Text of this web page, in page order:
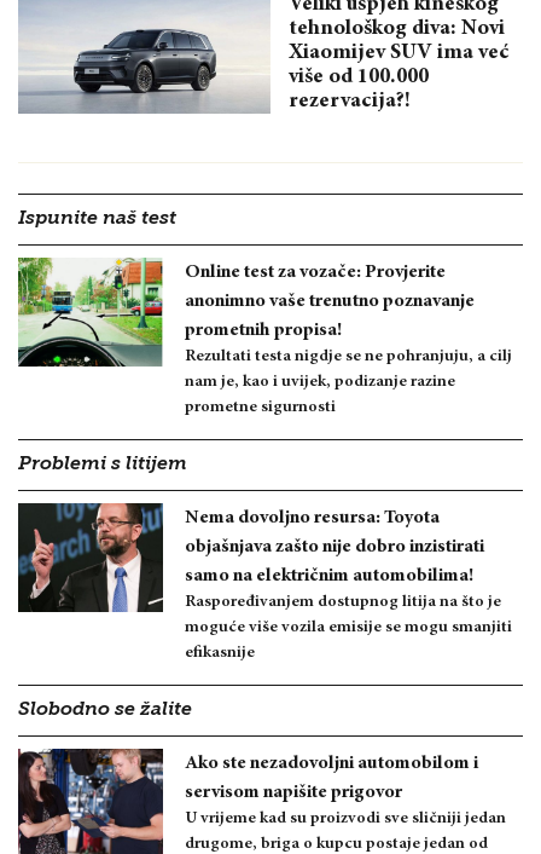
Veliki uspjeh kineskog
tehnološkog diva: Novi
Xiaomijev SUV ima već
više od 100.000
rezervacija?!
Ispunite naš test
Online test za vozače: Provjerite
anonimno vaše trenutno poznavanje
prometnih propisa!
Rezultati testa nigdje se ne pohranjuju, a cilj
nam je, kao i uvijek, podizanje razine
prometne sigurnosti
Problemi s litijem
Nema dovoljno resursa: Toyota
objašnjava zašto nije dobro inzistirati
samo na električnim automobilima!
Raspoređivanjem dostupnog litija na što je
moguće više vozila emisije se mogu smanjiti
efikasnije
Slobodno se žalite
Ako ste nezadovoljni automobilom i
servisom napišite prigovor
U vrijeme kad su proizvodi sve sličniji jedan
drugome, briga o kupcu postaje jedan od